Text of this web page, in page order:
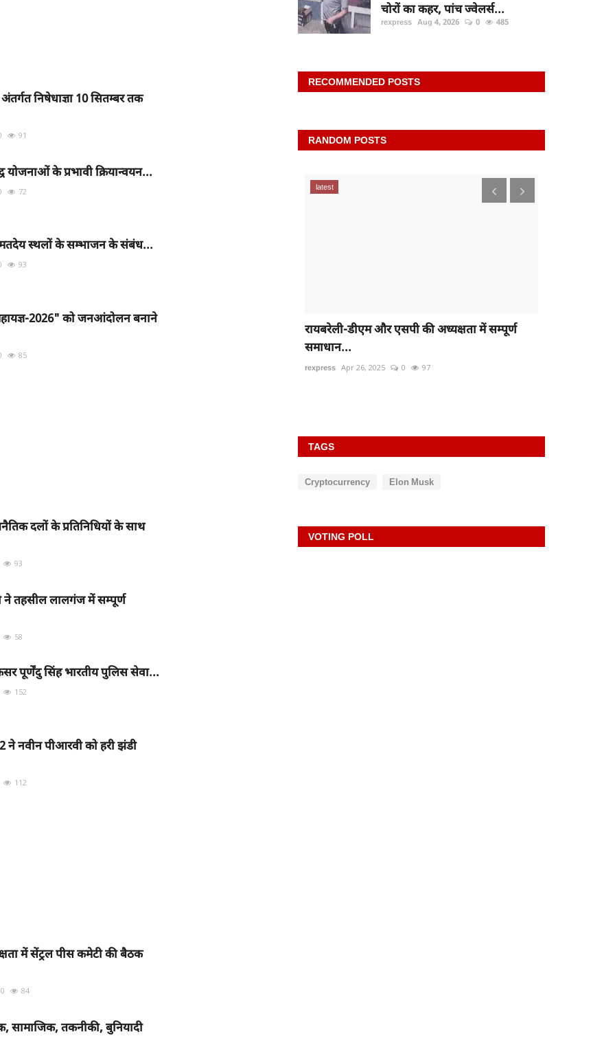
निषेधाज्ञा 10 सितम्बर तक
91
के प्रभावी क्रियान्वयन...
72
मतदेय स्थलों के सम्भाजन के संबंध...
93
2026" को जनआंदोलन बनाने
85
दलों के प्रतिनिधियों के साथ
93
ने तहसील लालगंज में सम्पूर्ण
58
पूर्णेंदु सिंह भारतीय पुलिस सेवा...
152
ने नवीन पीआरवी को हरी झंडी
112
में सेंट्रल पीस कमेटी की बैठक
0 84
सामाजिक, तकनीकी, बुनियादी
चोरों का कहर, पांच ज्वेलर्स...
rexpress Aug 4, 2026 0 485
RECOMMENDED POSTS
RANDOM POSTS
latest
रायबरेली-डीएम और एसपी की अध्यक्षता में सम्पूर्ण
समाधान...
rexpress Apr 26, 2025 0 97
TAGS
Cryptocurrency Elon Musk
VOTING POLL